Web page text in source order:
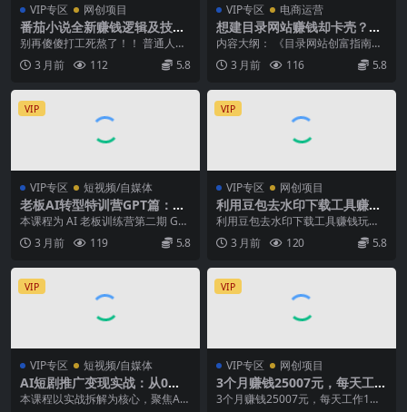
VIP专区 网创项目
番茄小说全新赚钱逻辑及技术
日收300+，小白新书皆可做！
别再傻傻打工死熬了！！ 普通人最
快变现的副业来了，小白专属，无
脑操作日入 300...
3 月前 112 5.8
VIP专区 电商运营
想建目录网站赚钱却卡壳？这
营给优质 niche+SEO 秘籍，
内容大纲： 《目录网站创富指南》
手把手教您从零打造一个真正能盈
利的目录网站，助您...
3 月前 116 5.8
VIP
VIP专区 短视频/自媒体
老板AI转型特训营GPT篇：创
业案例+赚钱思路，全实战干
本课程为 AI 老板训练营第二期 GPT
自动篇，全程聚焦实战干货，拒绝
虚耗内容...
3 月前 119 5.8
VIP
VIP专区 网创项目
利用豆包去水印下载工具赚钱
玩法，零成本零门槛多种收益
利用豆包去水印下载工具赚钱玩
法，零成本零门槛多种收益月入50
00+ 在这个AI满...
3 月前 120 5.8
VIP
VIP专区 短视频/自媒体
AI短剧推广变现实战：从0到1
拆解流程，轻松开启接单赚钱
本课程以实战拆解为核心，聚焦AI
VIP
VIP专区 网创项目
3个月赚钱25007元，每天工作
1个小时，新手3天全部学会！
3个月赚钱25007元，每天工作1个